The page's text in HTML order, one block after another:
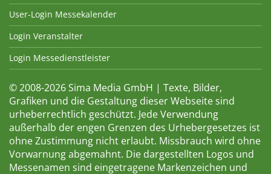
User-Login Messekalender
Login Veranstalter
Login Messedienstleister
© 2008-2026 Sima Media GmbH | Texte, Bilder,
Grafiken und die Gestaltung dieser Webseite sind
urheberrechtlich geschützt. Jede Verwendung
außerhalb der engen Grenzen des Urhebergesetzes ist
ohne Zustimmung nicht erlaubt. Missbrauch wird ohne
Vorwarnung abgemahnt. Die dargestellten Logos und
Messenamen sind eingetragene Markenzeichen und